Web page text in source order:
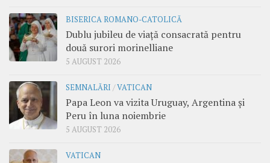
BISERICA ROMANO-CATOLICĂ
Dublu jubileu de viață consacrată pentru
două surori morinelliane
5 AUGUST 2026
SEMNALĂRI /VATICAN
Papa Leon va vizita Uruguay, Argentina și
Peru în luna noiembrie
5 AUGUST 2026
VATICAN